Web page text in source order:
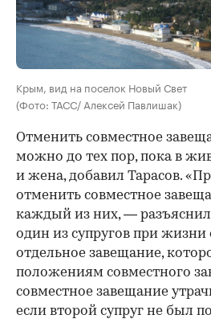
Крым, вид на поселок Новый Свет
(Фото: ТАСС/ Алексей Павлишак)
Отменить совместное
можно до тех пор, пока в
и жена, добавил Тарасов.
отменить совместное
каждый из них, —
один из супругов при жизни
отдельное завещание,
положениям совместного
совместное завещание
если второй супруг не был